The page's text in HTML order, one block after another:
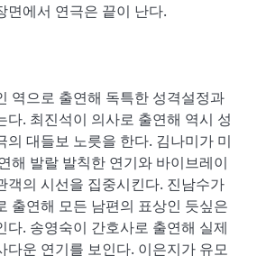
면에서 연극은 끝이 난다.
역으로 출연해 독특한 성격설정과
다. 최진석이 의사로 출연해 역시 성
의 대들보 노릇을 한다. 김나미가 미
해 발랄 발칙한 연기와 바이브레이
객의 시선을 집중시킨다. 진남수가
출연해 모든 남편의 표상인 듯싶은
다. 송영숙이 간호사로 출연해 실제
다운 연기를 보인다. 이은지가 유모